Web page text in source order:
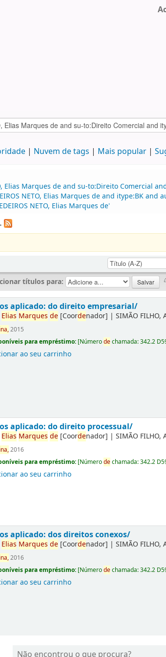
Nuvem de tags Mais popular
Marques de and su-to:Direito Comercial
NETO, Elias Marques de and itype:BK and
NETO, Elias Marques de'
títulos para:
aplicado: do direito empresarial/
Elias Marques de [Coordenador] |SIMÃO FILHO,
2015
para empréstimo: [Númerodechamada:342.2
ao seu carrinho
aplicado: do direito processual/
Elias Marques de [Coordenador] |SIMÃO FILHO,
2016
para empréstimo: [Númerodechamada:342.2
ao seu carrinho
aplicado: dos direitos conexos/
Elias Marques de [Coordenador] |SIMÃO FILHO,
2016
para empréstimo: [Númerodechamada:342.2
ao seu carrinho